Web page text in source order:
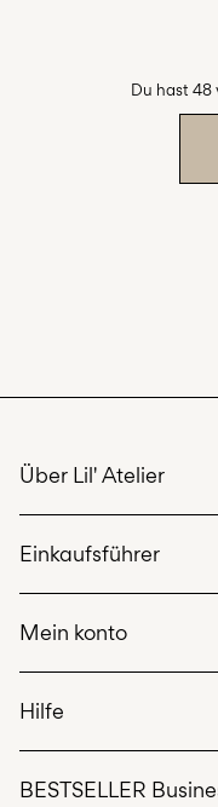
Du hast 48
Über Lil' Atelier
Unsere Geschichte
Nachhaltigkeit
Rechtliche Dokumente
Einkaufsführer
Lieferoptionen
Hier zurückgeben
Mein konto
Bestellung verfolgen
Hilfe
Allgemeine
BESTSELLER